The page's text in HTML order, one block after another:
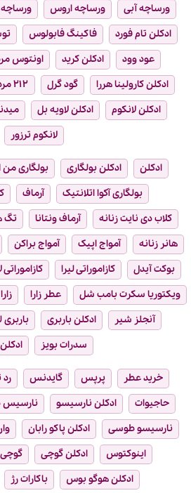
ورساچه آبی
ورساچه اروس ورساچه
ادکلن تام فورد
فاکینگ فابولوس
عود وود
ادکلن کرید اونتوس
ادکلن کارولینا هررا
گود گرل ۲۱۲ مردانه
ادکلن لانکوم
ادکلن لاویه بل
لانکوم ترزور
ادکلن ادکلن بولگاری بولگاری
بولگاری آکوا اتلانتیک
آرماف
کلاب دی نایت زنانه
آرماف ونتانا تگ
هانر زنانه
آمواج اپیک آمواج براکن
بوکت آیدل
کازاموراتی لیرا
ویکتوریا سکرت بامب شل
عطر زارا
آنجلز شیر
ادکلن باربری
سدرات بویز
خرید عطر پرپس گایدنس رد
حاجیوات
ادکلن نارسیسو نارسیس
نارسیسو طوسی
ادکلن پاکو رابان
اینوکتوس
ادکلن گوچی
ادکلن هوگو بوس
باکارات رژ